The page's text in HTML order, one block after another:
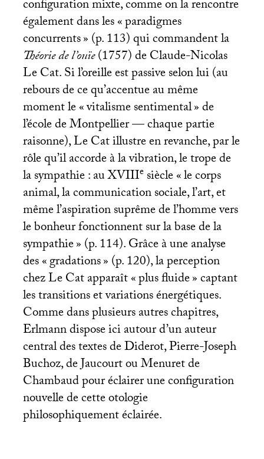
configuration mixte, comme on la rencontre
également dans les «paradigmes
concurrents» (p. 113) qui commandent la
Théorie de l’ouïe(1757) de Claude-Nicolas
Le Cat. Si l’oreille est passive selon lui (au
rebours de ce qu’accentue au même
moment le «vitalisme sentimental» de
l’école de Montpellier — chaque partie
raisonne), Le Cat illustre en revanche, par le
rôle qu’il accorde à la vibration, le trope de
la sympathie : auXVIIIesiècle «le corps
animal, la communication sociale, l’art, et
même l’aspiration suprême de l’homme vers
le bonheur fonctionnent sur la base de la
sympathie» (p. 114). Grâce à une analyse
des «gradations» (p. 120), la perception
chez Le Cat apparaît «plus fluide» captant
les transitions et variations énergétiques.
Comme dans plusieurs autres chapitres,
Erlmann dispose ici autour d’un auteur
central des textes de Diderot, Pierre-Joseph
Buchoz, de Jaucourt ou Menuret de
Chambaud pour éclairer une configuration
nouvelle de cette otologie
philosophiquement éclairée.